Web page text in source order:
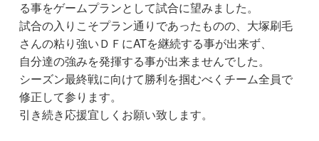
る事をゲームプランとして試合に望みました。
試合の入りこそプラン通りであったものの、大塚刷毛
さんの粘り強いＤＦにATを継続する事が出来ず、
自分達の強みを発揮する事が出来ませんでした。
シーズン最終戦に向けて勝利を掴むべくチーム全員で
修正して参ります。
引き続き応援宜しくお願い致します。